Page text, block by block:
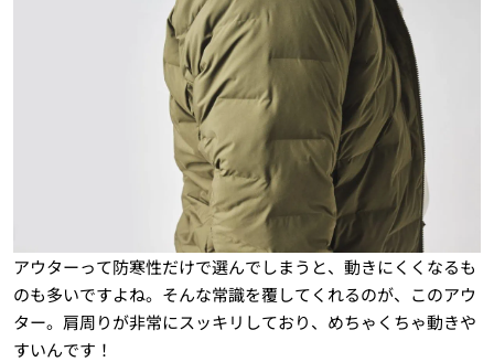
アウターって防寒性だけで選んでしまうと、動きにくくなるも
のも多いですよね。そんな常識を覆してくれるのが、このアウ
ター。肩周りが非常にスッキリしており、めちゃくちゃ動きや
すいんです！